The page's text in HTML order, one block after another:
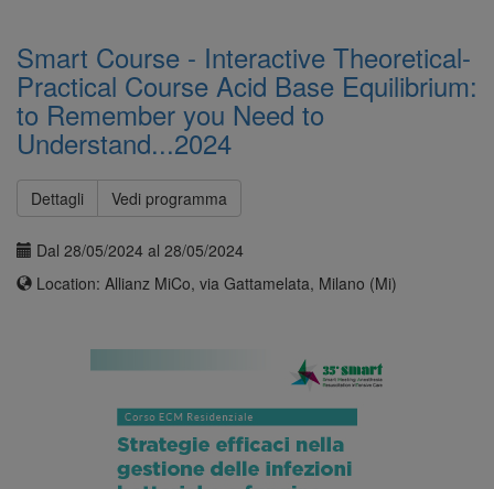
Smart Course - Interactive Theoretical-
Practical Course Acid Base Equilibrium:
to Remember you Need to
Understand...2024
Dettagli Vedi programma
Dal 28/05/2024 al 28/05/2024
Location: Allianz MiCo, via Gattamelata, Milano (Mi)